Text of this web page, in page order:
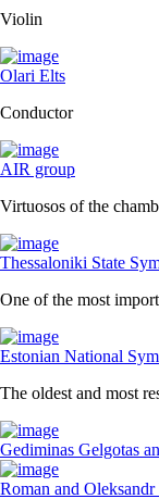
Violin
Olari Elts
Conductor
AIR group
Virtuosos of the
Thessaloniki State
One of the most
Estonian National
The oldest and most
Gediminas Gelgotas
Roman and